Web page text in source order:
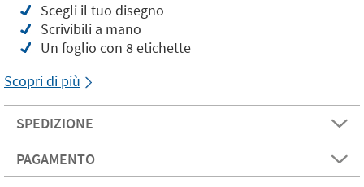
Scegli il tuo disegno
Scrivibili a mano
Un foglio con 8 etichette
Scopri di più
SPEDIZIONE
PAGAMENTO